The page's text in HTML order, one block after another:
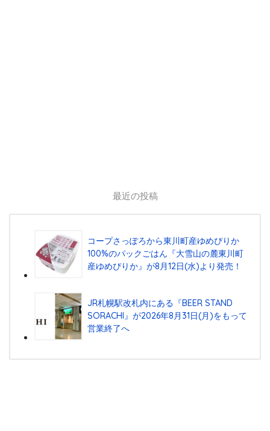
最近の投稿
コープさっぽろから東川町産ゆめぴりか
100%のパックごはん『⼤雪⼭の麓東川町
産ゆめぴりか』が8⽉12⽇(⽔)より発売！
JR札幌駅改札内にある『BEER STAND
SORACHI』が2026年8月31日(月)をもって
営業終了へ